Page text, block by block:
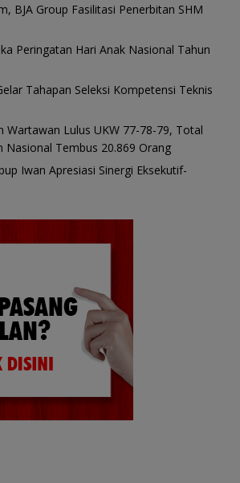
BJA Group Fasilitasi Penerbitan SHM
Peringatan Hari Anak Nasional Tahun
Tahapan Seleksi Kompetensi Teknis
Wartawan Lulus UKW 77-78-79, Total
Tembus 20.869 Orang
Iwan Apresiasi Sinergi Eksekutif-